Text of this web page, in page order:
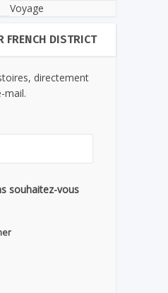
Voyage
FRENCH DISTRICT
directement
mail.
souhaitez-vous